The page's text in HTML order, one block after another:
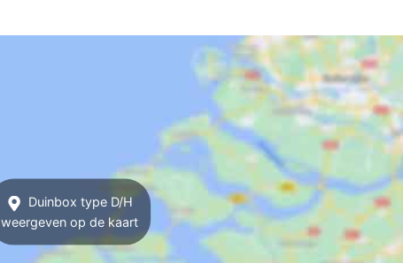
Duinbox type D/H
weergeven op de kaart